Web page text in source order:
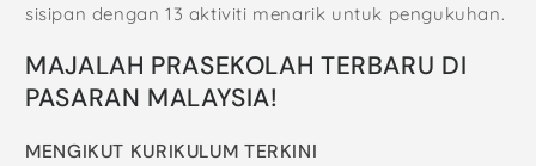
sisipan dengan 13 aktiviti menarik untuk pengukuhan.
MAJALAH PRASEKOLAH TERBARU DI
PASARAN MALAYSIA!
MENGIKUT KURIKULUM TERKINI